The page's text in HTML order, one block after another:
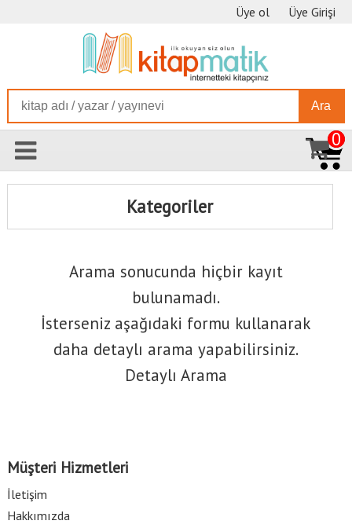
Üye ol Üye Girişi
Ara
0
Kategoriler
Arama sonucunda hiçbir kayıt
bulunamadı.
İsterseniz aşağıdaki formu kullanarak
daha detaylı arama yapabilirsiniz.
Detaylı Arama
Müşteri Hizmetleri
İletişim
Hakkımızda